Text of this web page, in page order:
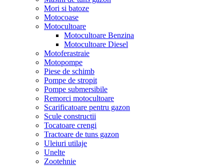
Mori si batoze
Motocoase
Motocultoare
Motocultoare Benzina
Motocultoare Diesel
Motoferastraie
Motopompe
Piese de schimb
Pompe de stropit
Pompe submersibile
Remorci motocultoare
Scarificatoare pentru gazon
Scule constructii
Tocatoare crengi
Tractoare de tuns gazon
Uleiuri utilaje
Unelte
Zootehnie